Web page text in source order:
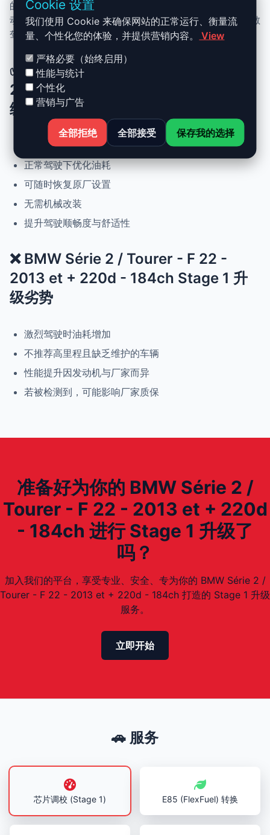
的 Stage 1 升级结合了性能、安全与简便性。无需机械改
动，即可提升动力、扭矩并优化油耗。非常适合追求更灵敏
驾驶体验且希望保持原厂可靠性的车主。
✅ BMW Série 2 / Tourer - F 22 -
2013 et + 220d - 184ch Stage 1 升
级优势
动力提升高达 +30%，扭矩提升 +25%
正常驾驶下优化油耗
可随时恢复原厂设置
无需机械改装
提升驾驶顺畅度与舒适性
❌ BMW Série 2 / Tourer - F 22 -
2013 et + 220d - 184ch Stage 1 升
级劣势
激烈驾驶时油耗增加
不推荐高里程且缺乏维护的车辆
性能提升因发动机与厂家而异
若被检测到，可能影响厂家质保
准备好为你的 BMW Série 2 /
Tourer - F 22 - 2013 et + 220d
- 184ch 进行 Stage 1 升级了
吗？
加入我们的平台，享受专业、安全、专为你的 BMW Série 2 /
Tourer - F 22 - 2013 et + 220d - 184ch 打造的 Stage 1 升级
服务。
立即开始
Cookie 设置
我们使用 Cookie 来确保网站的正常运行、衡量流
量、个性化您的体验，并提供营销内容。
View
严格必要（始终启用）
性能与统计
个性化
营销与广告
全部拒绝 全部接受 保存我的选择
🚗 服务
芯片调校 (Stage 1) E85 (FlexFuel) 转换